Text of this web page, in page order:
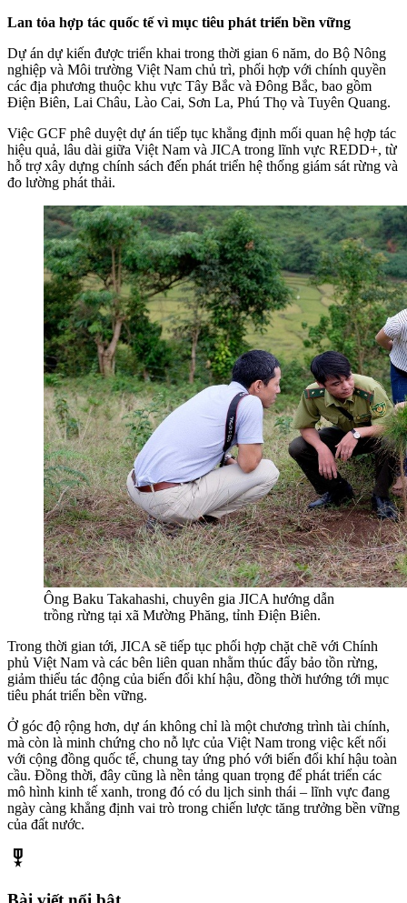
Lan tỏa hợp tác quốc tế vì mục tiêu phát triển bền vững
Dự án dự kiến được triển khai trong thời gian 6 năm, do Bộ Nông
nghiệp và Môi trường Việt Nam chủ trì, phối hợp với chính quyền
các địa phương thuộc khu vực Tây Bắc và Đông Bắc, bao gồm
Điện Biên, Lai Châu, Lào Cai, Sơn La, Phú Thọ và Tuyên Quang.
Việc GCF phê duyệt dự án tiếp tục khẳng định mối quan hệ hợp tác
hiệu quả, lâu dài giữa Việt Nam và JICA trong lĩnh vực REDD+, từ
hỗ trợ xây dựng chính sách đến phát triển hệ thống giám sát rừng và
đo lường phát thải.
Ông Baku Takahashi, chuyên gia JICA hướng dẫn
trồng rừng tại xã Mường Phăng, tỉnh Điện Biên.
Trong thời gian tới, JICA sẽ tiếp tục phối hợp chặt chẽ với Chính
phủ Việt Nam và các bên liên quan nhằm thúc đẩy bảo tồn rừng,
giảm thiểu tác động của biến đổi khí hậu, đồng thời hướng tới mục
tiêu phát triển bền vững.
Ở góc độ rộng hơn, dự án không chỉ là một chương trình tài chính,
mà còn là minh chứng cho nỗ lực của Việt Nam trong việc kết nối
với cộng đồng quốc tế, chung tay ứng phó với biến đổi khí hậu toàn
cầu. Đồng thời, đây cũng là nền tảng quan trọng để phát triển các
mô hình kinh tế xanh, trong đó có du lịch sinh thái – lĩnh vực đang
ngày càng khẳng định vai trò trong chiến lược tăng trưởng bền vững
của đất nước.
military_tech